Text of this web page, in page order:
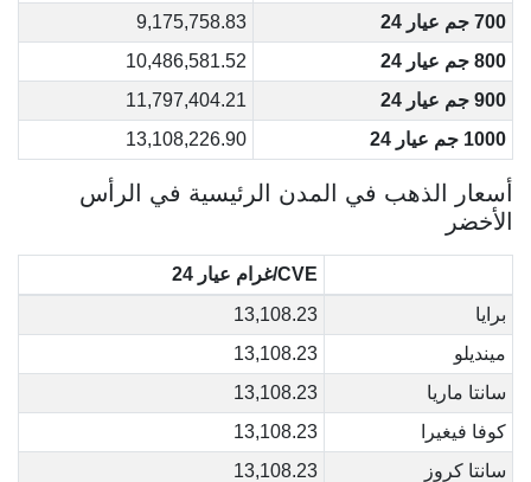
700 جم عيار 24
9,175,758.83
800 جم عيار 24
10,486,581.52
900 جم عيار 24
11,797,404.21
1000 جم عيار 24
13,108,226.90
أسعار الذهب في المدن الرئيسية في الرأس
الأخضر
CVE/غرام عيار 24
برايا
13,108.23
مينديلو
13,108.23
سانتا ماريا
13,108.23
كوفا فيغيرا
13,108.23
سانتا كروز
13,108.23